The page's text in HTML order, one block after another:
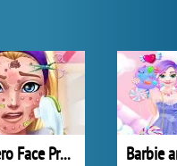
Barbie Hero Face Problem